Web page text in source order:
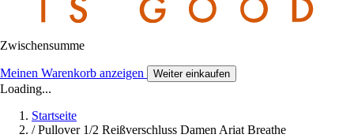
Zwischensumme
Meinen Warenkorb anzeigen Weiter einkaufen
Loading...
Startseite
/ Pullover 1/2 Reißverschluss Damen Ariat Breathe